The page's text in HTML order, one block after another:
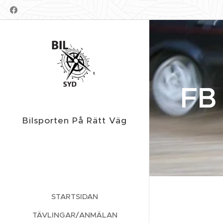
Bilsporten På Rätt Väg
STARTSIDAN
TÄVLINGAR/ANMÄLAN